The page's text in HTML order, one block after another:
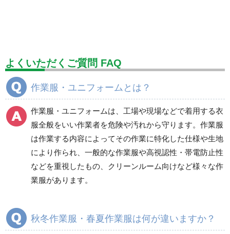
設備用品・作業補助用品 工事作業用品
分煙対策機器
電気保守用品 ワイパー クリーンルーム対策用品
防災グッズ（防災セット） 救急医療品
健康管理器具 季節商品 ウイルス対策用品
商品カテゴリ一覧
秋冬長袖
秋冬長袖
よくいただくご質問 FAQ
作業服・ユニフォームとは？
作業服・ユニフォームは、工場や現場などで着用する衣
服全般をいい作業者を危険や汚れから守ります。作業服
は作業する内容によってその作業に特化した仕様や生地
により作られ、一般的な作業服や高視認性・帯電防止性
などを重視したもの、クリーンルーム向けなど様々な作
業服があります。
秋冬作業服・春夏作業服は何が違いますか？